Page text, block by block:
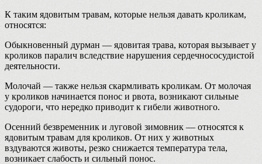
К таким ядовитым травам, которые нельзя давать кроликам,
относятся:
Обыкновенный дурман — ядовитая трава, которая вызывает у
кроликов паралич вследствие нарушения сердечнососудистой
деятельности.
Молочай — также нельзя скармливать кроликам. От молочая
у кроликов начинается понос и рвота, возникают сильные
судороги, что нередко приводит к гибели животного.
Осенний безвременник и луговой зимовник — относятся к
ядовитым травам для кроликов. От них у животных
вздуваются животы, резко снижается температура тела,
возникает слабость и сильный понос.